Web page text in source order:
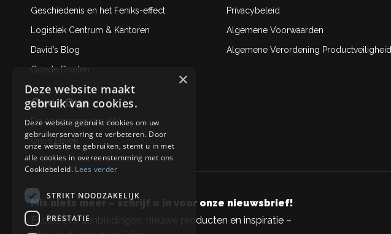
Geschiedenis en het Feniks-effect
Logistiek Centrum & Kantoren
David’s Blog
Goede Doelen
Over Ons
De oorsprong van AW
Privacybeleid
Algemene Voorwaarden
Algemene Verordening Productveiligheid
Mis niets meer – schrijf u in voor onze nieuwsbrief!
Exclusieve aanbiedingen, nieuwe producten en inspiratie –
×
Deze website maakt
gebruik van cookies.
Deze website gebruikt cookies om uw
gebruikerservaring te verbeteren. Door
onze website te gebruiken, stemt u in met
alle cookies in overeenstemming met ons
Cookiebeleid. Lees verder
STRIKT NOODZAKELIJK
PRESTATIE